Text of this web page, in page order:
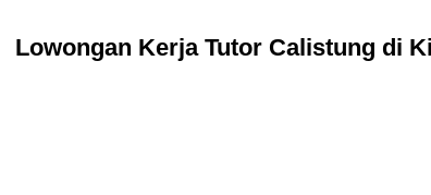
Lowongan Kerja Tutor Calistung di